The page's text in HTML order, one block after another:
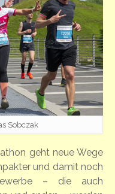
Sobczak
geht neue Wege
und damit noch
– die auch